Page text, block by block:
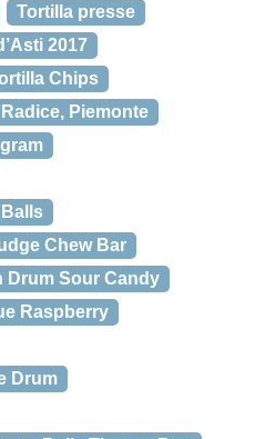
Tortilla presse
2017
Chips
Piemonte
Chew Bar
Drum Sour Candy
Raspberry
Drum